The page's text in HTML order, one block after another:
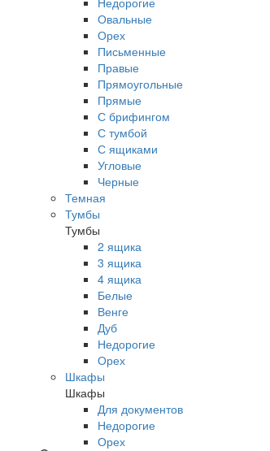
Овальные
Орех
Письменные
Правые
Прямоугольные
Прямые
С брифингом
С тумбой
С ящиками
Угловые
Черные
Темная
Тумбы
Тумбы
2 ящика
3 ящика
4 ящика
Белые
Венге
Дуб
Недорогие
Орех
Шкафы
Шкафы
Для документов
Недорогие
Орех